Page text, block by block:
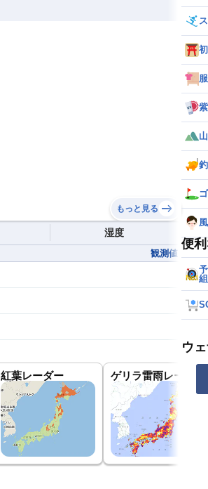
もっと見る
湿度
観測値
紅葉レーダー ゲリラ雷雨レーダー
便
ウ